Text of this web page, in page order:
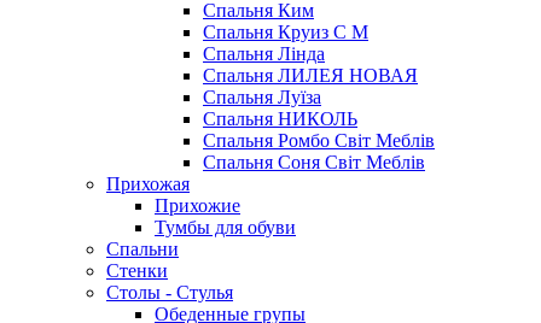
Спальня Ким
Спальня Круиз С М
Спальня Лінда
Спальня ЛИЛЕЯ НОВАЯ
Спальня Луїза
Спальня НИКОЛЬ
Спальня Ромбо Світ Меблів
Спальня Соня Світ Меблів
Прихожая
Прихожие
Тумбы для обуви
Спальни
Стенки
Столы - Стулья
Обеденные групы